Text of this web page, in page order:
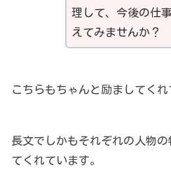
理して、今後の仕
えてみませんか？
こちらもちゃんと励ましてくれ
長文でしかもそれぞれの人物
てくれています。